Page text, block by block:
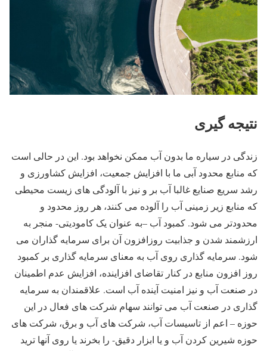
نتیجه گیری
زندگی در سیاره ما بدون آب ممکن نخواهد بود. این در حالی است
که منابع محدود آبی ما با افزایش جمعیت، افزایش کشاورزی و
رشد سریع صنایع غالبا آب بر و نیز با آلودگی های زیست محیطی
که منابع زیر زمینی آب را آلوده می کنند، هر روز محدود و
محدودتر می شود. کمبود آب –به عنوان یک کامودیتی- منجر به
ارزشمند شدن و جذابیت روزافزون آن برای سرمایه گذاران می
شود. سرمایه گذاری روی آب به معنای سرمایه گذاری بر کمبود
روز افزون منابع در کنار تقاضای افزاینده، افزایش عدم اطمینان
در صنعت آب و نیز امنیت آینده آب است. علاقمندان به سرمایه
گذاری در صنعت آب می توانند سهام شرکت های فعال در این
حوزه – اعم از تاسیسات آب، شرکت های آب و برق، شرکت های
حوزه شیرین کردن آب و یا ابزار دقیق- را بخرند یا روی آنها ترید